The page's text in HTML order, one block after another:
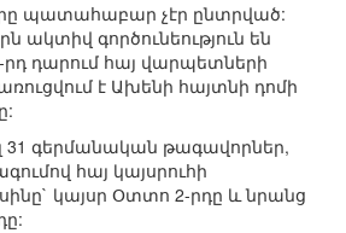
պատահաբար չէր ընտրված:
ակտիվ գործունեություն են
րդ դարում հայ վարպետների
է Ախենի հայտնի դոմի
31 գերմանական թագավորներ,
հայ կայսրուհի
կայսր Օտտո 2-րդը և նրանց